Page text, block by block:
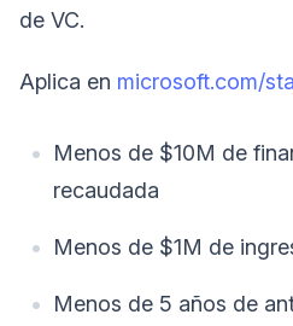
de VC.
Aplica en microsoft.com/
Menos de $10M de
recaudada
Menos de $1M de
Menos de 5 años de